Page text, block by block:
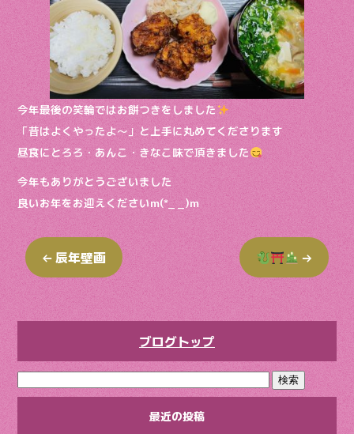
今年最後の笑輪ではお餅つきをしました
「昔はよくやったよ〜」と上手に丸めてくださります
昼食にとろろ・あんこ・きなこ味で頂きました
今年もありがとうございました
良いお年をお迎えくださいm(*_ _)m
←辰年壁画 →
ブログトップ
最近の投稿